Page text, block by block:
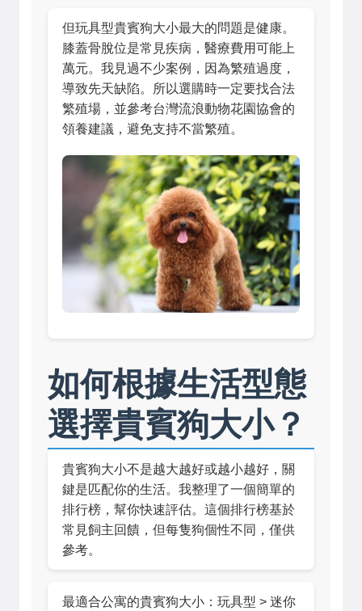
但玩具型貴賓狗大小最大的問題是健康。
膝蓋骨脫位是常見疾病，醫療費用可能上
萬元。我見過不少案例，因為繁殖過度，
導致先天缺陷。所以選購時一定要找合法
繁殖場，並參考台灣流浪動物花園協會的
領養建議，避免支持不當繁殖。
如何根據生活型態
選擇貴賓狗大小？
貴賓狗大小不是越大越好或越小越好，關
鍵是匹配你的生活。我整理了一個簡單的
排行榜，幫你快速評估。這個排行榜基於
常見飼主回饋，但每隻狗個性不同，僅供
參考。
最適合公寓的貴賓狗大小：玩具型 > 迷你